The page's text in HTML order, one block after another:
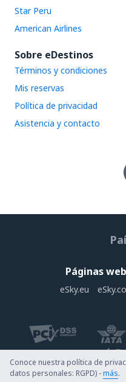
Star Peru
American Airlines
Sobre eDestinos
Términos y condiciones
Mis reservas
Política de privacidad
Asistencia y contacto
Páginas
eSky.eu
Conoce nuestra política de
datos personales: RGPD) -más.